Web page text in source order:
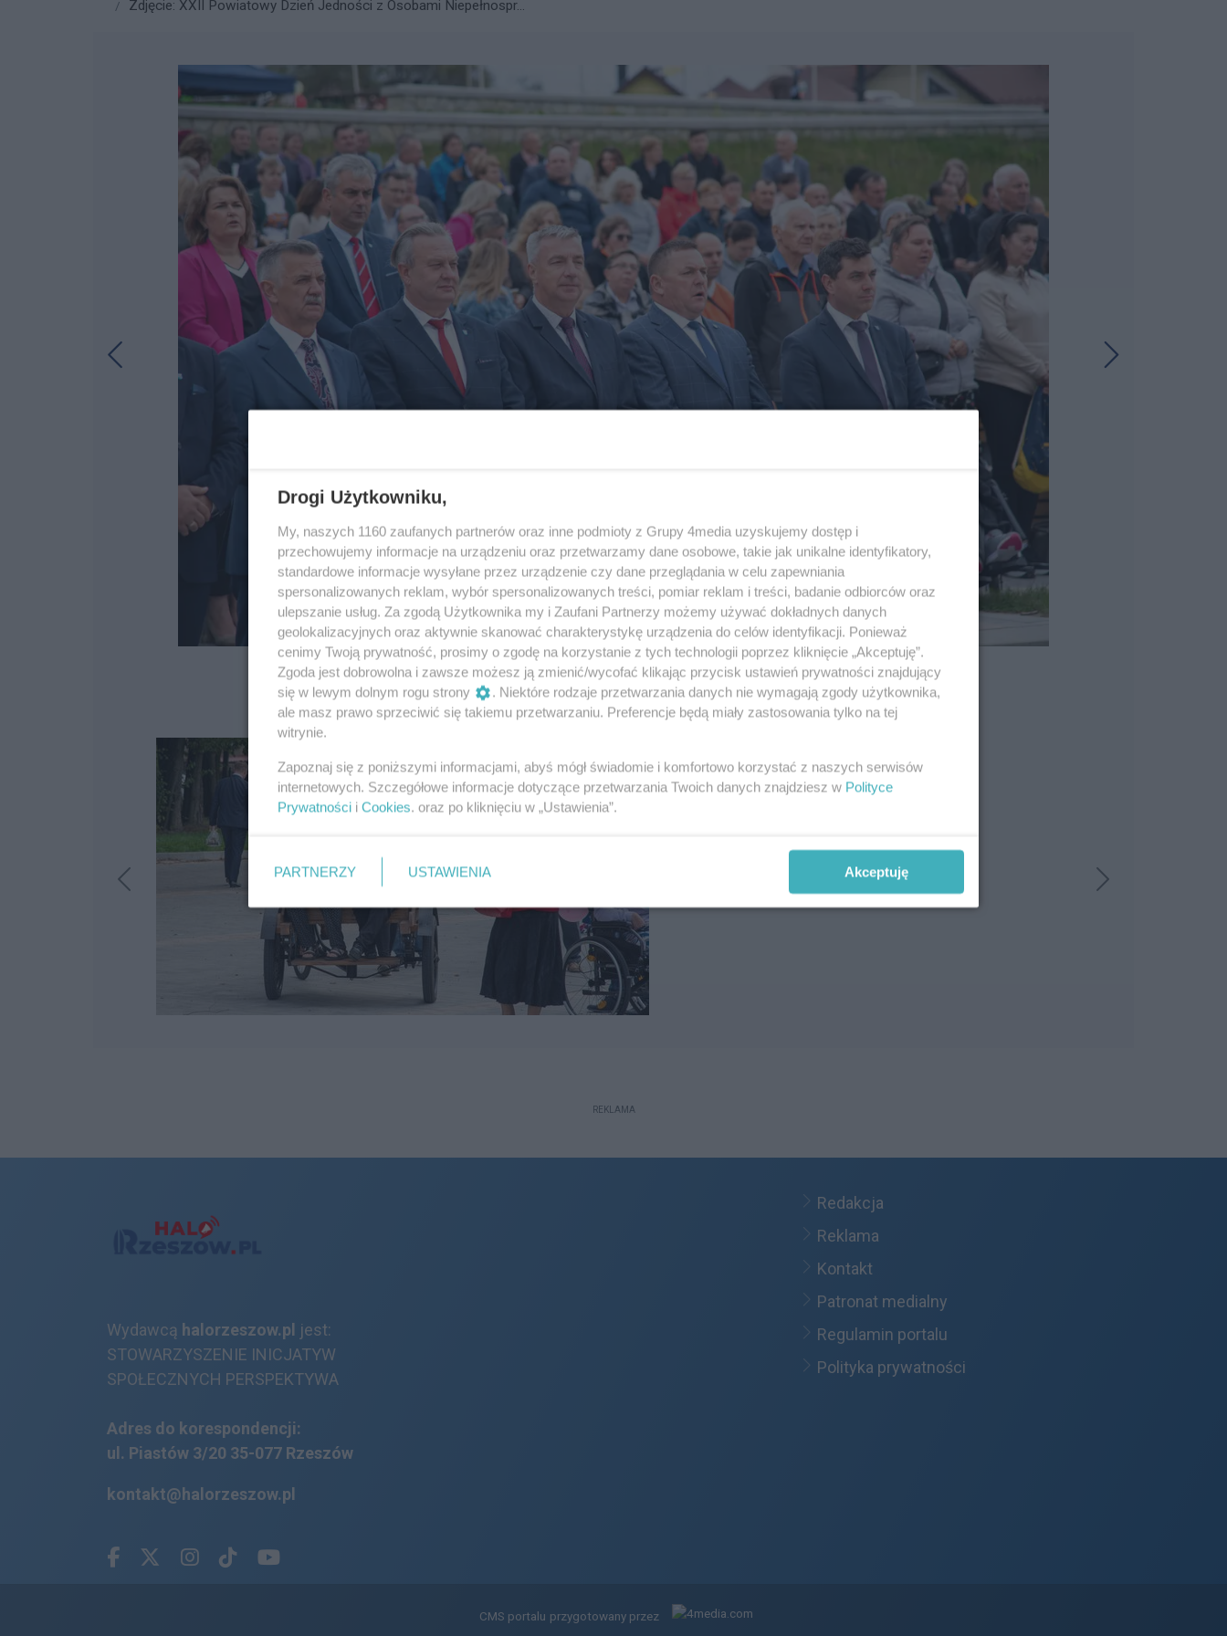
Zdjęcie: XXII Powiatowy Dzień Jedności z Osobami Niepełnospr...
18 / 55
REKLAMA
Wydawcą halorzeszow.pl jest:
STOWARZYSZENIE INICJATYW
SPOŁECZNYCH PERSPEKTYWA
Adres do korespondencji:
ul. Piastów 3/20 35-077 Rzeszów
kontakt@halorzeszow.pl
Redakcja
Reklama
Kontakt
Patronat medialny
Regulamin portalu
Polityka prywatności
Facebook.com
X.comInstagram.com
Tiktok.com
Youtube.com
CMS portalu przygotowany przez
Drogi Użytkowniku,
My, naszych 1160 zaufanych partnerów oraz inne podmioty z Grupy 4media uzyskujemy dostęp i
przechowujemy informacje na urządzeniu oraz przetwarzamy dane osobowe, takie jak unikalne identyfikatory,
standardowe informacje wysyłane przez urządzenie czy dane przeglądania w celu zapewniania
spersonalizowanych reklam, wybór spersonalizowanych treści, pomiar reklam i treści, badanie odbiorców oraz
ulepszanie usług. Za zgodą Użytkownika my i Zaufani Partnerzy możemy używać dokładnych danych
geolokalizacyjnych oraz aktywnie skanować charakterystykę urządzenia do celów identyfikacji. Ponieważ
cenimy Twoją prywatność, prosimy o zgodę na korzystanie z tych technologii poprzez kliknięcie „Akceptuję”.
Zgoda jest dobrowolna i zawsze możesz ją zmienić/wycofać klikając przycisk ustawień prywatności znajdujący
się w lewym dolnym rogu strony
. Niektóre rodzaje przetwarzania danych nie wymagają zgody użytkownika,
ale masz prawo sprzeciwić się takiemu przetwarzaniu. Preferencje będą miały zastosowania tylko na tej
witrynie.
Zapoznaj się z poniższymi informacjami, abyś mógł świadomie i komfortowo korzystać z naszych serwisów
internetowych. Szczegółowe informacje dotyczące przetwarzania Twoich danych znajdziesz w Polityce
Prywatności i Cookies. oraz po kliknięciu w „Ustawienia”.
PARTNERZY USTAWIENIA Akceptuję